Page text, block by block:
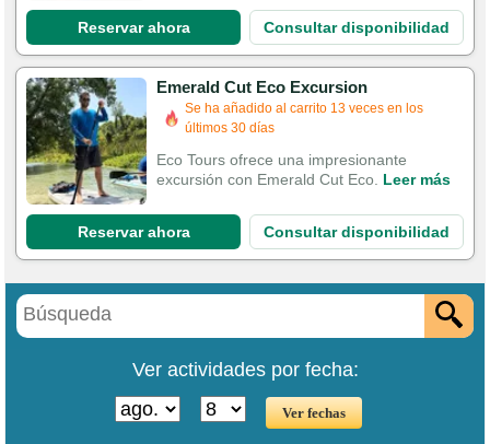
Reservar ahora Consultar disponibilidad
Emerald Cut Eco Excursion
Se ha añadido al carrito 13 veces en los
últimos 30 días
Eco Tours ofrece una impresionante
excursión con Emerald Cut Eco. Leer más
Reservar ahora Consultar disponibilidad
Ver actividades por fecha: